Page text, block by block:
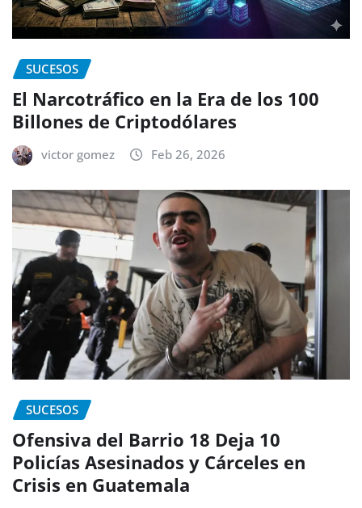
SUCESOS
El Narcotráfico en la Era de los 100
Billones de Criptodólares
victor gomez Feb 26, 2026
SUCESOS
Ofensiva del Barrio 18 Deja 10
Policías Asesinados y Cárceles en
Crisis en Guatemala